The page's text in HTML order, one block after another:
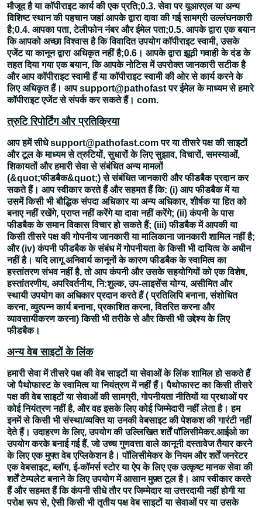
मौजूद है या कॉपीराइट कार्य की एक प्रति;0.3. सेवा पर यूआरएल या अन्य
विशिष्ट स्थान की पहचान जहां आपके द्वारा दावा की गई सामग्री उल्लंघनकारी
है;0.4. आपका पता, टेलीफोन नंबर और ईमेल पता;0.5. आपके द्वारा एक बयान
कि आपको अच्छा विश्वास है कि विवादित उपयोग कॉपीराइट स्वामी, उसके
एजेंट या कानून द्वारा अधिकृत नहीं है;0.6। आपके द्वारा झूठी गवाही के दंड के
तहत दिया गया एक बयान, कि आपके नोटिस में उपरोक्त जानकारी सटीक है
और आप कॉपीराइट स्वामी हैं या कॉपीराइट स्वामी की ओर से कार्य करने के
लिए अधिकृत हैं। आप support@pathofast पर ईमेल के माध्यम से हमारे
कॉपीराइट एजेंट से संपर्क कर सकते हैं। com.
त्रुटि रिपोर्टिंग और प्रतिक्रिया
आप हमें सीधे support@pathofast.com पर या तीसरे पक्ष की साइटों
और टूल के माध्यम से त्रुटियों, सुधारों के लिए सुझाव, विचारों, समस्याओं,
शिकायतों और हमारी सेवा से संबंधित अन्य मामलों
(&quot;फीडबैक&quot;) से संबंधित जानकारी और फीडबैक प्रदान कर
सकते हैं। आप स्वीकार करते हैं और सहमत हैं कि: (i) आप फीडबैक में या
उसमें किसी भी बौद्धिक संपदा अधिकार या अन्य अधिकार, शीर्षक या हित को
बनाए नहीं रखेंगे, प्राप्त नहीं करेंगे या दावा नहीं करेंगे; (ii) कंपनी के पास
फीडबैक के समान विकास विचार हो सकते हैं; (iii) फीडबैक में आपकी या
किसी तीसरे पक्ष की गोपनीय जानकारी या मालिकाना जानकारी शामिल नहीं है;
और (iv) कंपनी फीडबैक के संबंध में गोपनीयता के किसी भी दायित्व के अधीन
नहीं है। यदि लागू अनिवार्य कानूनों के कारण फीडबैक के स्वामित्व का
हस्तांतरण संभव नहीं है, तो आप कंपनी और उसके सहयोगियों को एक विशेष,
हस्तांतरणीय, अपरिवर्तनीय, नि:शुल्क, उप-लाइसेंस योग्य, असीमित और
स्थायी उपयोग का अधिकार प्रदान करते हैं ( प्रतिलिपि बनाना, संशोधित
करना, व्युत्पन्न कार्य बनाना, प्रकाशित करना, वितरित करना और
व्यावसायीकरण करना) किसी भी तरीके से और किसी भी उद्देश्य के लिए
फीडबैक।
अन्य वेब साइटों के लिंक
हमारी सेवा में तीसरे पक्ष की वेब साइटों या सेवाओं के लिंक शामिल हो सकते हैं
जो पैथोफास्ट के स्वामित्व या नियंत्रण में नहीं हैं। पैथोफास्ट का किसी तीसरे
पक्ष की वेब साइटों या सेवाओं की सामग्री, गोपनीयता नीतियों या प्रथाओं पर
कोई नियंत्रण नहीं है, और वह इसके लिए कोई जिम्मेदारी नहीं लेता है। हम
इनमें से किसी भी संस्था/व्यक्ति या उनकी वेबसाइट की पेशकश की गारंटी नहीं
देते हैं। उदाहरण के लिए, उपयोग की उल्लिखित शर्तें पॉलिसीमेकर.आईओ का
उपयोग करके बनाई गई हैं, जो उच्च गुणवत्ता वाले कानूनी दस्तावेज तैयार करने
के लिए एक मुफ्त वेब एप्लिकेशन है। पॉलिसीमेकर के नियम और शर्तें जनरेटर
एक वेबसाइट, ब्लॉग, ई-कॉमर्स स्टोर या ऐप के लिए एक उत्कृष्ट मानक सेवा की
शर्तें टेम्पलेट बनाने के लिए उपयोग में आसान मुफ़्त टूल है। आप स्वीकार करते
हैं और सहमत हैं कि कंपनी सीधे तौर पर जिम्मेदार या उत्तरदायी नहीं होगी या
परोक्ष रूप से, ऐसी किसी भी तृतीय पक्ष वेब साइटों या सेवाओं पर या उसके